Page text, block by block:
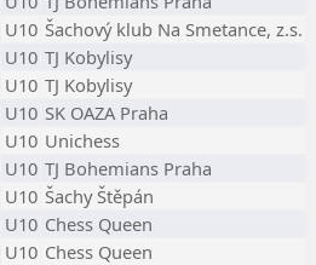
U10 Šachový klub Na Smetance, z.s.
U10 TJ Kobylisy
U10 TJ Kobylisy
U10 SK OAZA Praha
U10 Unichess
U10 TJ Bohemians Praha
U10 Šachy Štěpán
U10 Chess Queen
U10 Chess Queen